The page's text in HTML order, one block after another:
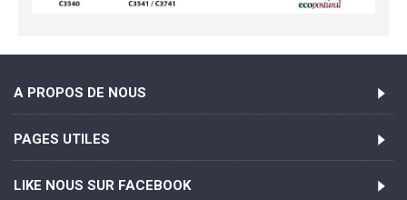
A PROPOS DE NOUS
PAGES UTILES
LIKE NOUS SUR FACEBOOK